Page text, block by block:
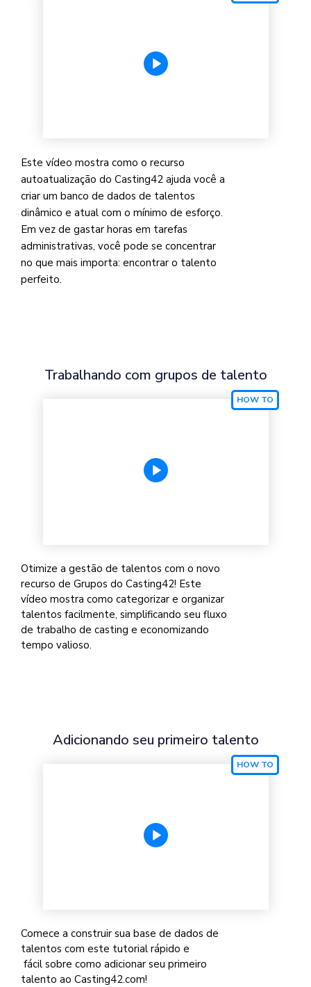
Este vídeo mostra como o recurso
autoatualização do Casting42 ajuda você a
criar um banco de dados de talentos
dinâmico e atual com o mínimo de esforço.
Em vez de gastar horas em tarefas
administrativas, você pode se concentrar
no que mais importa: encontrar o talento
perfeito.
Trabalhando com grupos de talento
Otimize a gestão de talentos com o novo
recurso de Grupos do Casting42! Este
vídeo mostra como categorizar e organizar
talentos facilmente, simplificando seu fluxo
de trabalho de casting e economizando
tempo valioso.
Adicionando seu primeiro talento
Comece a construir sua base de dados de
talentos com este tutorial rápido e
fácil sobre como adicionar seu primeiro
talento ao Casting42.com!